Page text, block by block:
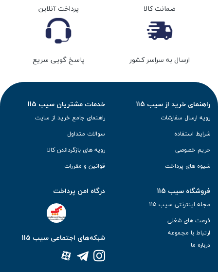
ضمانت کالا پرداخت آنلاین
ارسال به سراسر کشور پاسخ گویی سریع
راهنمای خرید از سیب 115
رویه ارسال سفارشات
شرایط استفاده
حریم خصوصی
شیوه های پرداخت
خدمات مشتریان سیب 115
راهنمای جامع خرید از سایت
سوالات متداول
رویه های بازگرداندن کالا
قوانین و مقررات
فروشگاه سیب 115
مجله اینترنتی سیب 115
فرصت های شغلی
ارتباط با مجموعه
درباره ما
درگاه امن پرداخت
شبکه‌های اجتماعی سیب 115